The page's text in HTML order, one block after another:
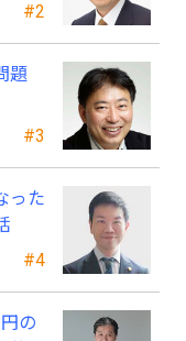
#2
#3
題
#4
った
の